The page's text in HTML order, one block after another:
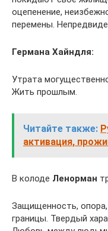
оцепенение,
перемены.
Германа Хайндля:
Утрата
Жить прошлым.
Читайте также:
активация,
В колоде Ленорман
Защищенность,
границы. Твердый